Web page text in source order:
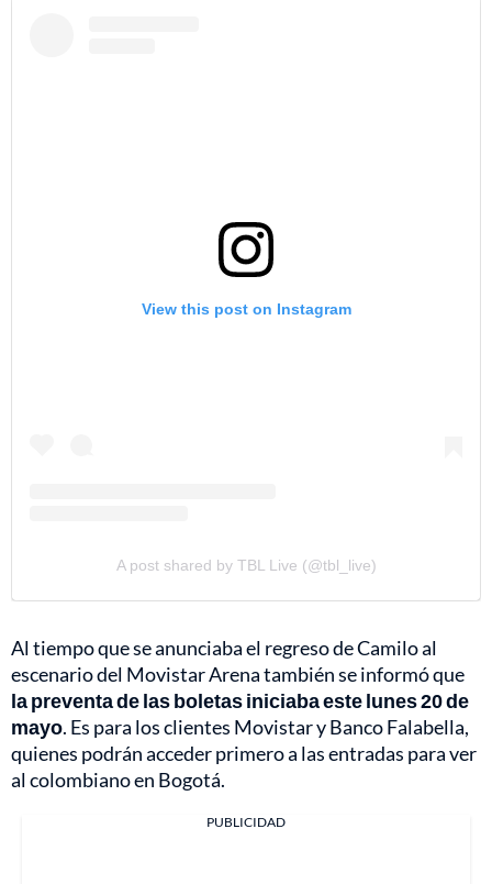
View this post on Instagram
A post shared by TBL Live (@tbl_live)
Al tiempo que se anunciaba el regreso de Camilo al
escenario del Movistar Arena también se informó que
la preventa de las boletas iniciaba este lunes 20 de
mayo. Es para los clientes Movistar y Banco Falabella,
quienes podrán acceder primero a las entradas para ver
al colombiano en Bogotá.
PUBLICIDAD